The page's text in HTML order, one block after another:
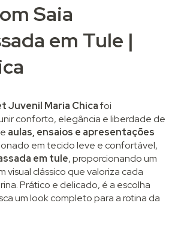
Saia
em Tule |
Juvenil Maria Chicafoi
conforto, elegância e liberdade de
aulas, ensaios e apresentações
em tecido leve e confortável,
em tule, proporcionando um
visual clássico que valoriza cada
Prático e delicado, é a escolha
um look completo para a rotina da